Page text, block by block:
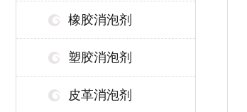
橡胶消泡剂
塑胶消泡剂
皮革消泡剂